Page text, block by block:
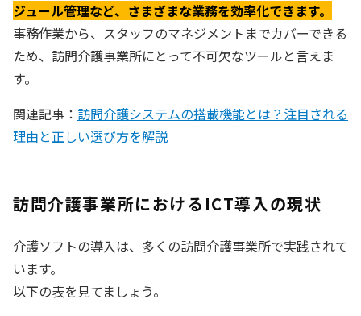
ジュール管理など、 さまざまな業務を効率化できます。
事務作業から、スタッフのマネジメントまでカバーできる
ため、訪問介護事業所にとって不可欠なツールと言えま
す。
関連記事： 訪問介護システムの搭載機能とは？注目される
理由と正しい選び方を解説
訪問介護事業所におけるICT導入の現状
介護ソフトの導入は、多くの訪問介護事業所で実践されて
います。
以下の表を見てましょう。